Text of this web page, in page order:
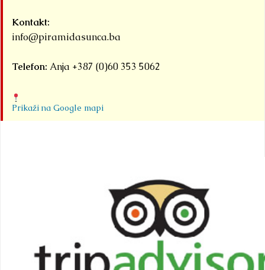
Kontakt:
info@piramidasunca.ba
Telefon: Anja +387 (0)60 353 5062
Prikaži na Google mapi